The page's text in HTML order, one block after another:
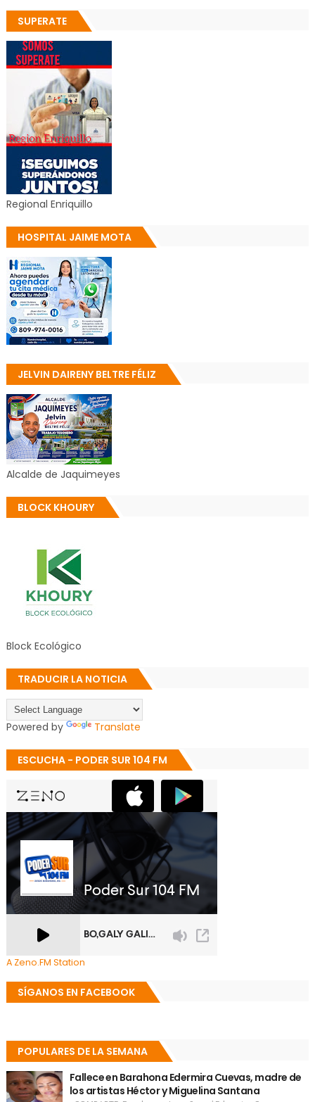
SUPERATE
Regional Enriquillo
HOSPITAL JAIME MOTA
JELVIN DAIRENY BELTRE FÉLIZ
Alcalde de Jaquimeyes
BLOCK KHOURY
Block Ecológico
TRADUCIR LA NOTICIA
Powered by Translate
ESCUCHA - PODER SUR 104 FM
A Zeno.FM Station
SÍGANOS EN FACEBOOK
POPULARES DE LA SEMANA
Fallece en Barahona Edermira Cuevas, madre de
los artistas Héctor y Miguelina Santana